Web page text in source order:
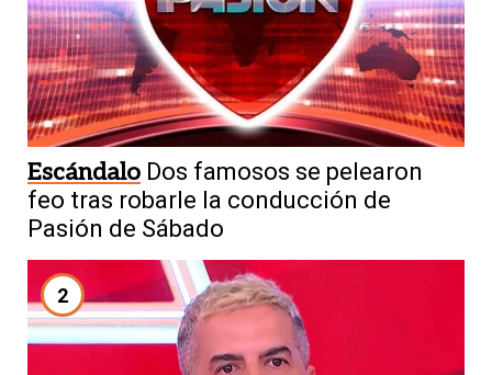
Escándalo Dos famosos se pelearon
feo tras robarle la conducción de
Pasión de Sábado
2